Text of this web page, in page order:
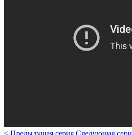
< Предыдущая серия Следующая